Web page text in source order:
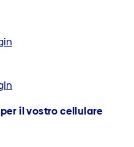
il vostro cellulare